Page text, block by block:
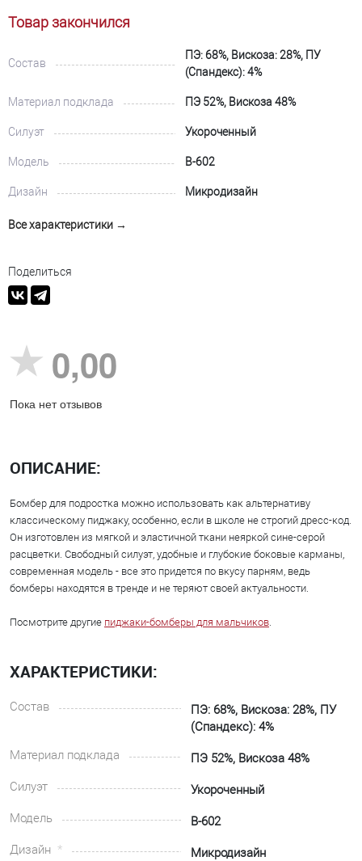
Товар закончился
Состав
ПЭ: 68%, Вискоза: 28%, ПУ
(Спандекс): 4%
Материал подклада ПЭ 52%, Вискоза 48%
Силуэт Укороченный
Модель В-602
Дизайн Микродизайн
Все характеристики →
Поделиться
0,00
Пока нет отзывов
ОПИСАНИЕ:
Бомбер для подростка можно использовать как альтернативу
классическому пиджаку, особенно, если в школе не строгий дресс-код.
Он изготовлен из мягкой и эластичной ткани неяркой сине-серой
расцветки. Свободный силуэт, удобные и глубокие боковые карманы,
современная модель - все это придется по вкусу парням, ведь
бомберы находятся в тренде и не теряют своей актуальности.
Посмотрите другие пиджаки-бомберы для мальчиков.
ХАРАКТЕРИСТИКИ:
Состав
ПЭ: 68%, Вискоза: 28%, ПУ
(Спандекс): 4%
Материал подклада
ПЭ 52%, Вискоза 48%
Силуэт
Укороченный
Модель
В-602
Дизайн
Микродизайн